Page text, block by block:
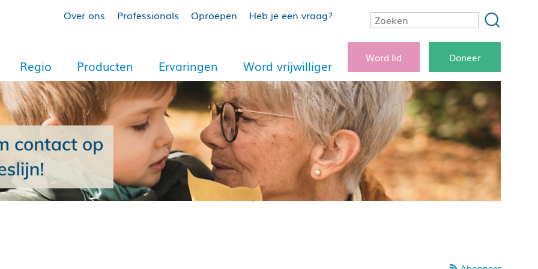
Over ons Professionals Oproepen Heb je een vraag?
Regio Producten Ervaringen Word vrijwilliger
Word lid Doneer